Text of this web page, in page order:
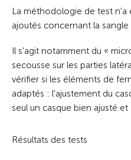
La méthodologie de test n'a
ajoutés concernant la
Il s'agit notamment du «
secousse sur les parties
vérifier si les éléments de
adaptés : l'ajustement du
seul un casque bien ajusté
Résultats des tests